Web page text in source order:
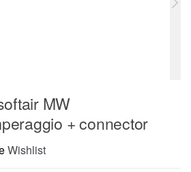
MW
+ connector
Wishlist